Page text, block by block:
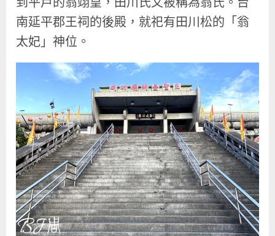
南延平郡王祠的後殿，就祀有田川松的「翁
太妃」神位。